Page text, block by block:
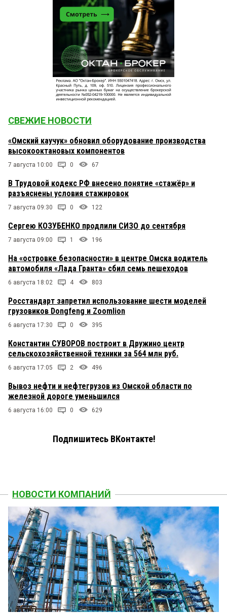
СВЕЖИЕ НОВОСТИ
«Омский каучук» обновил оборудование производства
высокооктановых компонентов
7 августа 10:00 0 67
В Трудовой кодекс РФ внесено понятие «стажёр» и
разъяснены условия стажировок
7 августа 09:30 0 122
Сергею КОЗУБЕНКО продлили СИЗО до сентября
7 августа 09:00 1 196
На «островке безопасности» в центре Омска водитель
автомобиля «Лада Гранта» сбил семь пешеходов
6 августа 18:02 4 803
Росстандарт запретил использование шести моделей
грузовиков Dongfeng и Zoomlion
6 августа 17:30 0 395
Константин СУВОРОВ построит в Дружино центр
сельскохозяйственной техники за 564 млн руб.
6 августа 17:05 2 496
Вывоз нефти и нефтегрузов из Омской области по
железной дороге уменьшился
6 августа 16:00 0 629
Подпишитесь ВКонтакте!
НОВОСТИ КОМПАНИЙ